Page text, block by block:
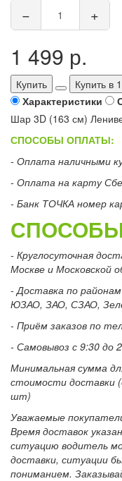
− +
1 499 р.
Купить
Купить в
Характеристики
Шар 3D (163 см)
СПОСОБЫ ОПЛАТЫ:
- Оплата наличными
- Оплата на карту
- Банк ТОЧКА номер
- Круглосуточная
Москве и Московской
- Доставка по
ЮЗАО, ЗАО, СЗАО,
- Приём заказов по
- Самовывоз с 9:30 до
Минимальная сумма
стоимости доставки
шт)
Уважаемые
Время доставок
ситуацию водитель
доставки, ситуации
пониманием.